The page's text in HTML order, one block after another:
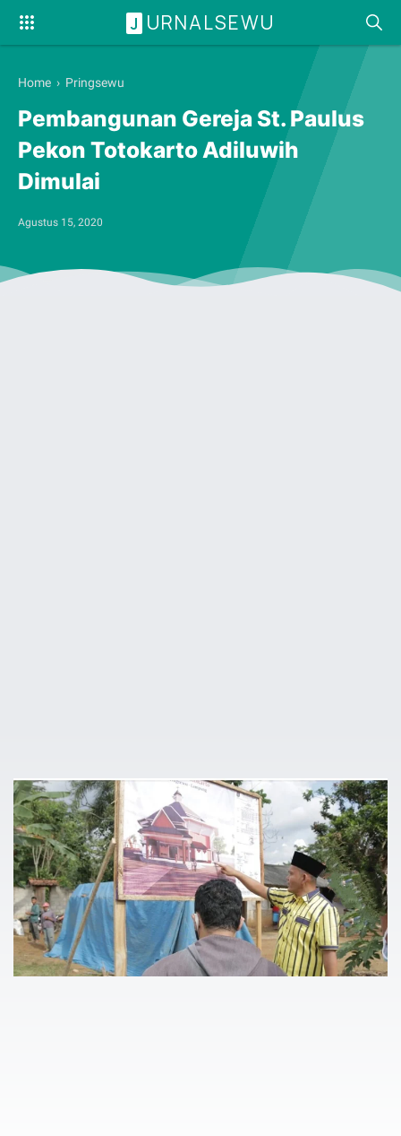
J URNALSEWU
Home › Pringsewu
Pembangunan Gereja St. Paulus
Pekon Totokarto Adiluwih
Dimulai
Agustus 15, 2020